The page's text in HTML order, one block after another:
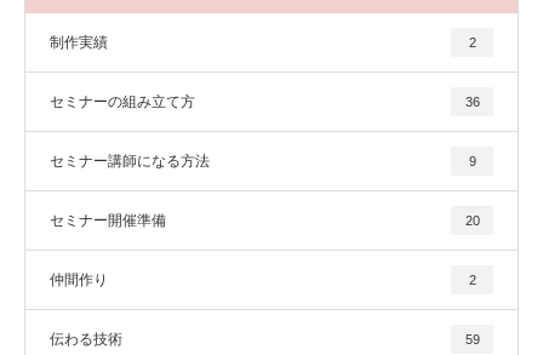
制作実績 2
セミナーの組み立て方 36
セミナー講師になる方法 9
セミナー開催準備 20
仲間作り 2
伝わる技術 59